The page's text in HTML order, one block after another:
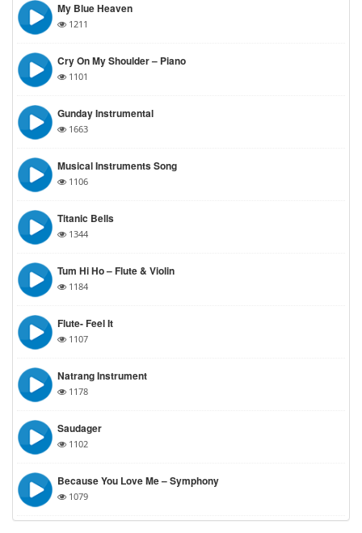
My Blue Heaven
1211
Cry On My Shoulder – Piano
1101
Gunday Instrumental
1663
Musical Instruments Song
1106
Titanic Bells
1344
Tum Hi Ho – Flute & Violin
1184
Flute- Feel It
1107
Natrang Instrument
1178
Saudager
1102
Because You Love Me – Symphony
1079